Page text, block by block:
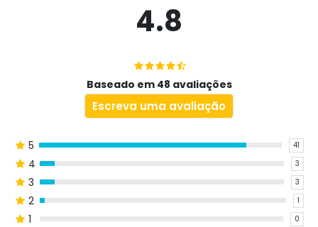
4.8
Baseado em 48 avaliações
Escreva uma avaliação
5 41
4 3
3 3
2 1
1 0